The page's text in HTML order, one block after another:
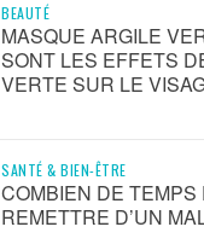
BEAUTÉ
MASQUE ARGILE
SONT LES EFFETS
VERTE SUR LE
SANTÉ & BIEN-ÊTRE
COMBIEN DE TEMPS
REMETTRE D’UN